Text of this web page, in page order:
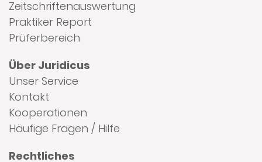
Zeitschriftenauswertung
Praktiker Report
Prüferbereich
Über Juridicus
Unser Service
Kontakt
Kooperationen
Häufige Fragen / Hilfe
Rechtliches